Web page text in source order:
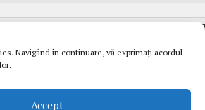
Navigând în continuare, vă exprimați acordul
Accept
Blog. Daca tot te inspiri de aici pune